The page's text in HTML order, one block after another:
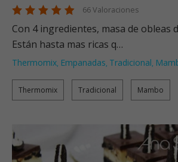
66 Valoraciones
Con 4 ingredientes, masa de obleas
Están hasta mas ricas q…
Thermomix, Empanadas, Tradicional,
Thermomix Tradicional Mambo